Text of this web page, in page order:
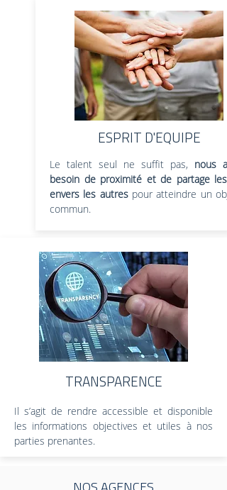
ESPRIT D'EQUIPE
Le talent seul ne suffit pas, nous
besoin de proximité et de partage les
envers les autrespour atteindre un
commun.
TRANSPARENCE
Il s’agit de rendre accessible et disponible
les informations objectives et utiles à nos
parties prenantes.